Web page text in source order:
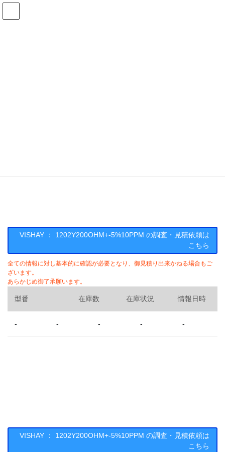
コ
ナ
VISHAY ： 1202Y200OHM+-5%10PPM の調査・見積依頼は
こちら
全ての情報に対し基本的に確認が必要となり、御見積り出来かねる場合もご
ざいます。
あらかじめ御了承願います。
型番 在庫数 在庫状況 情報日時
- - - - -
VISHAY ： 1202Y200OHM+-5%10PPM の調査・見積依頼は
こちら